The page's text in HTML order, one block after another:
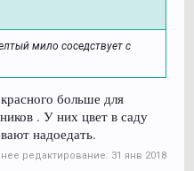
мило соседствует с
больше для
. У них цвет в саду
надоедать.
редактирование: 31 янв 2018